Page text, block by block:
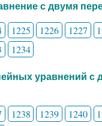
с двумя
1225 1226 1227
1234
уравнений с
1238 1239 1240